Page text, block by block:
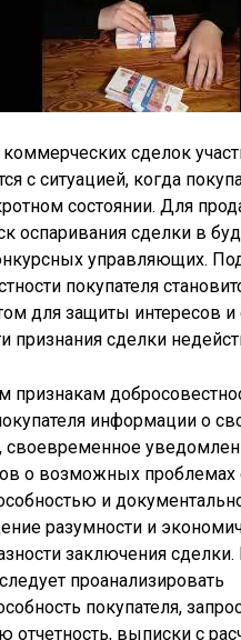
коммерческих сделок
с ситуацией, когда
состоянии. Для
оспаривания сделки в
управляющих.
покупателя
для защиты интересов
признания сделки
признакам
информации о
своевременное
о возможных проблемах
и
разумности и
заключения
проанализировать
покупателя,
отчетность, выписки с